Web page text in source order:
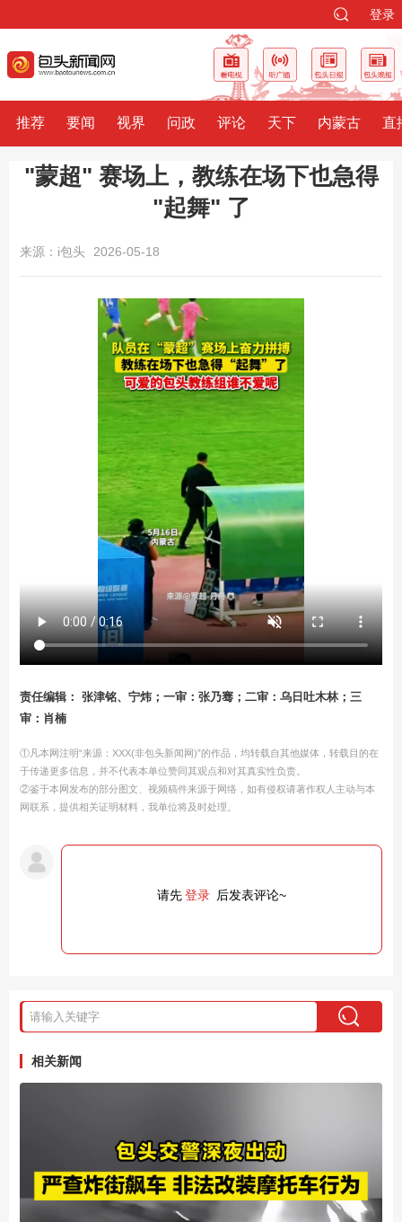
登录
推荐 要闻 视界 问政 评论 天下 内蒙古 直
"蒙超" 赛场上，教练在场下也急得
"起舞" 了
来源：i包头 2026-05-18
责任编辑： 张津铭、宁炜；一审：张乃骞；二审：乌日吐木林；三
审：肖楠
①凡本网注明“来源：XXX(非包头新闻网)”的作品，均转载自其他媒体，转载目的在
于传递更多信息，并不代表本单位赞同其观点和对其真实性负责。
②鉴于本网发布的部分图文、视频稿件来源于网络，如有侵权请著作权人主动与本
网联系，提供相关证明材料，我单位将及时处理。
请先登录 后发表评论~
相关新闻